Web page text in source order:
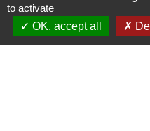
Oise mobilité
to activate
OK, accept all